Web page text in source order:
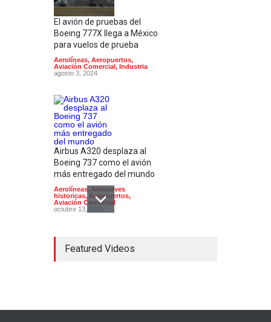
El avión de pruebas del
Boeing 777X llega a México
para vuelos de prueba
Aerolíneas, Aeropuertos,
Aviación Comercial, Industria
agosto 3, 2024
Airbus A320 desplaza al
Boeing 737 como el avión
más entregado del mundo
Aerolíneas, Aeronaves
historicas, Aeropuertos,
Aviación Comercial
octubre 13, 2025
nuevo A321XLR
Featured Videos